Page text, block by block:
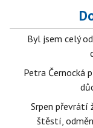
Byl jsem celý
Petra Černocká
Srpen převrátí
štěstí,